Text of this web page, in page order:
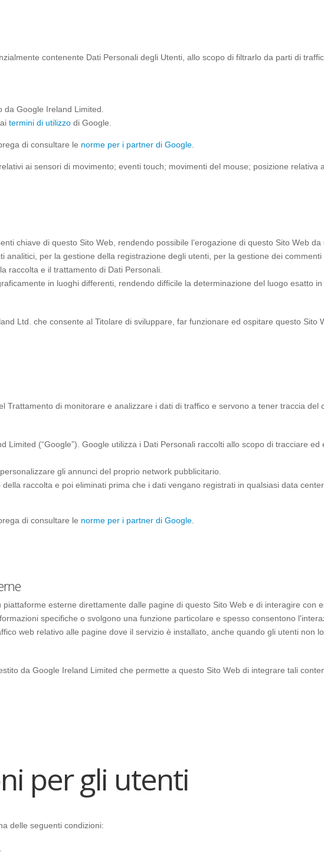
contenente Dati Personali degli Utenti, allo scopo di filtrarlo da parti di
Google Ireland Limited.
termini di utilizzo di Google.
di consultare le norme per i partner di Google
ai sensori di movimento; eventi touch; movimenti del mouse; posizione
chiave di questo Sito Web, rendendo possibile l’erogazione di questo Sito Web
per la gestione della registrazione degli utenti, per la gestione dei
raccolta e il trattamento di Dati Personali.
in luoghi differenti, rendendo difficile la determinazione del luogo esatto
Ltd. che consente al Titolare di sviluppare, far funzionare ed ospitare questo Sito
di monitorare e analizzare i dati di traffico e servono a tener traccia del
(“Google”). Google utilizza i Dati Personali raccolti allo scopo di tracciare
gli annunci del proprio network pubblicitario.
raccolta e poi eliminati prima che i dati vengano registrati in qualsiasi data
di consultare le norme per i partner di Google
esterne direttamente dalle pagine di questo Sito Web e di interagire con
specifiche o svolgono una funzione particolare e spesso consentono
web relativo alle pagine dove il servizio è installato, anche quando gli utenti non lo
da Google Ireland Limited che permette a questo Sito Web di integrare tali
per gli utenti
delle seguenti condizioni: